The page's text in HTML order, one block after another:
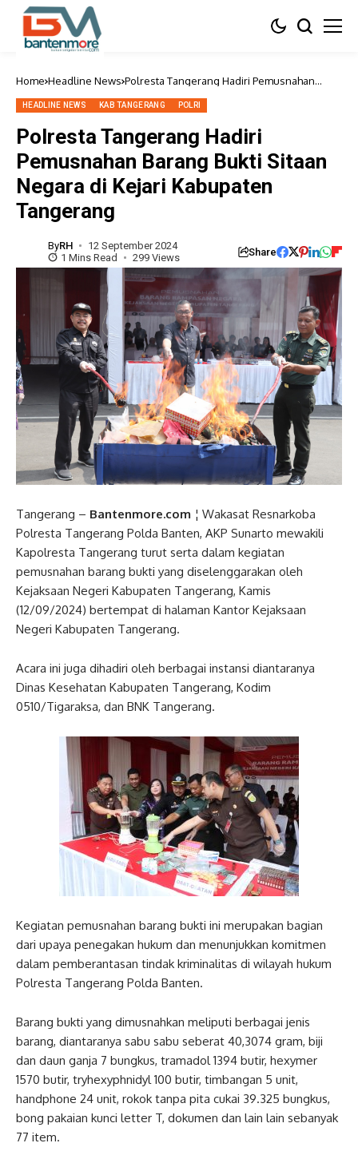
Home Headline News Polresta Tangerang Hadiri Pemusnahan
Kabupaten Tangerang
HEADLINE NEWS KAB TANGERANG POLRI
Polresta Tangerang Hadiri
Pemusnahan Barang Bukti Sitaan
Negara di Kejari Kabupaten
Tangerang
ByRH
12 September 2024
1 Mins Read
299 Views Share
Tangerang – Bantenmore.com ¦ Wakasat Resnarkoba
Polresta Tangerang Polda Banten, AKP Sunarto mewakili
Kapolresta Tangerang turut serta dalam kegiatan
pemusnahan barang bukti yang diselenggarakan oleh
Kejaksaan Negeri Kabupaten Tangerang, Kamis
(12/09/2024) bertempat di halaman Kantor Kejaksaan
Negeri Kabupaten Tangerang.
Acara ini juga dihadiri oleh berbagai instansi diantaranya
Dinas Kesehatan Kabupaten Tangerang, Kodim
0510/Tigaraksa, dan BNK Tangerang.
Kegiatan pemusnahan barang bukti ini merupakan bagian
dari upaya penegakan hukum dan menunjukkan komitmen
dalam pemberantasan tindak kriminalitas di wilayah hukum
Polresta Tangerang Polda Banten.
Barang bukti yang dimusnahkan meliputi berbagai jenis
barang, diantaranya sabu sabu seberat 40,3074 gram, biji
dan daun ganja 7 bungkus, tramadol 1394 butir, hexymer
1570 butir, tryhexyphnidyl 100 butir, timbangan 5 unit,
handphone 24 unit, rokok tanpa pita cukai 39.325 bungkus,
bong pakaian kunci letter T, dokumen dan lain lain sebanyak
77 item.